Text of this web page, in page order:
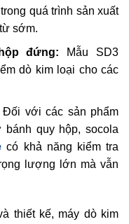
quá trình sản xuất
sớm.
đứng: Mẫu SD3
dò kim loại cho các
Đối với các sản phẩm
quy hộp, socola
có khả năng kiểm tra
lượng lớn mà vẫn
thiết kế, máy dò kim